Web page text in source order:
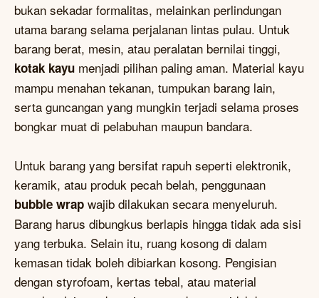
bukan sekadar formalitas, melainkan perlindungan
utama barang selama perjalanan lintas pulau. Untuk
barang berat, mesin, atau peralatan bernilai tinggi,
kotak kayu menjadi pilihan paling aman. Material kayu
mampu menahan tekanan, tumpukan barang lain,
serta guncangan yang mungkin terjadi selama proses
bongkar muat di pelabuhan maupun bandara.
Untuk barang yang bersifat rapuh seperti elektronik,
keramik, atau produk pecah belah, penggunaan
bubble wrap wajib dilakukan secara menyeluruh.
Barang harus dibungkus berlapis hingga tidak ada sisi
yang terbuka. Selain itu, ruang kosong di dalam
kemasan tidak boleh dibiarkan kosong. Pengisian
dengan styrofoam, kertas tebal, atau material